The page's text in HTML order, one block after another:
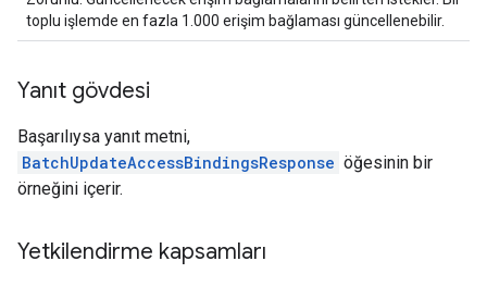
toplu işlemde en fazla 1.000 erişim bağlaması güncellenebilir.
Yanıt gövdesi
Başarılıysa yanıt metni,
BatchUpdateAccessBindingsResponse öğesinin bir
örneğini içerir.
Yetkilendirme kapsamları